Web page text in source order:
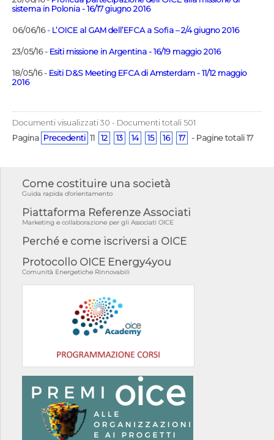
sistema in Polonia - 16/17 giugno 2016
06/06/16 - L’OICE al GAM dell’EFCA a Sofia – 2/4 giugno 2016
23/05/16 - Esiti missione in Argentina - 16/19 maggio 2016
18/05/16 - Esiti D&S Meeting EFCA di Amsterdam - 11/12 maggio
2016
Documenti visualizzati 30 - Documenti totali 501
Pagina Precedenti 11 12 13 14 15 16 17 - Pagine totali 17
Come costituire una società
Guida rapida d'orientamento
Piattaforma Referenze Associati
Marketing e collaborazione per gli Associati OICE
Perché e come iscriversi a OICE
Protocollo OICE Energy4you
Comunità Energetiche Rinnovabili